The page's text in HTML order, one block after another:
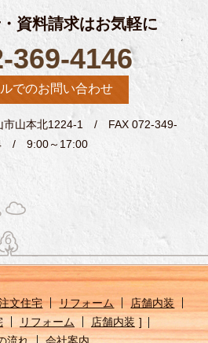
資料請求はお気軽に
369-4146
ルでのお問い合わせ
市山本北1224-1 / FAX 072-349-
/ 9:00～17:00
文住宅 リフォーム
店舗内装
リフォーム
店舗内装
流れ
会社案内